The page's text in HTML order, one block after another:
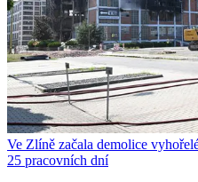
Ve Zlíně začala demolice
25 pracovních dní